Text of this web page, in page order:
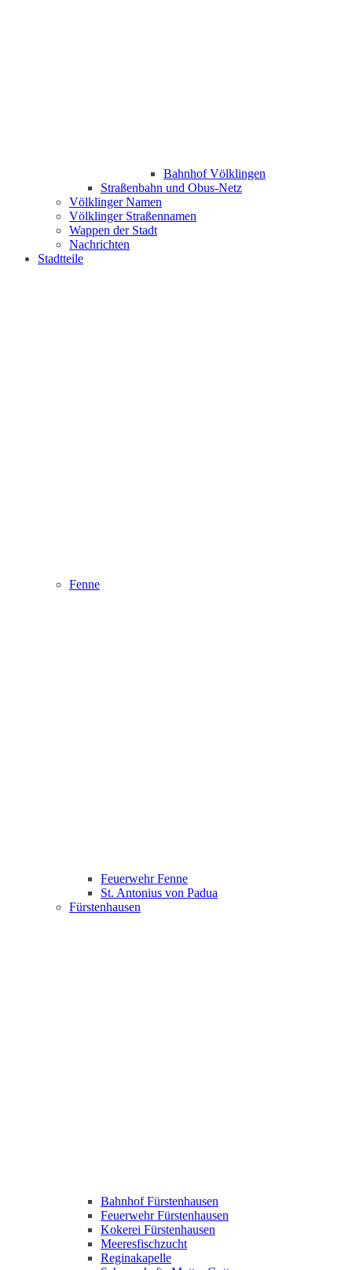
Bahnhof Völklingen
Straßenbahn und Obus-Netz
Völklinger Namen
Völklinger Straßennamen
Wappen der Stadt
Nachrichten
Stadtteile
Fenne
Feuerwehr Fenne
St. Antonius von Padua
Fürstenhausen
Bahnhof Fürstenhausen
Feuerwehr Fürstenhausen
Kokerei Fürstenhausen
Meeresfischzucht
Reginakapelle